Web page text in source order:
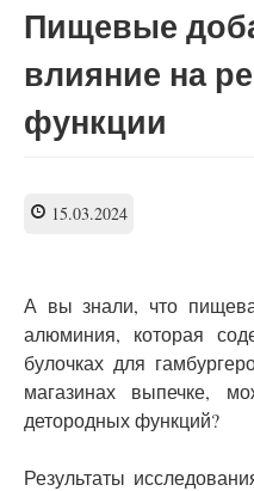
Пищевые
влияние на
функции
15.03.2024
А вы знали, что
алюминия, которая
булочках для
магазинах выпечке,
детородных функций?
Результаты